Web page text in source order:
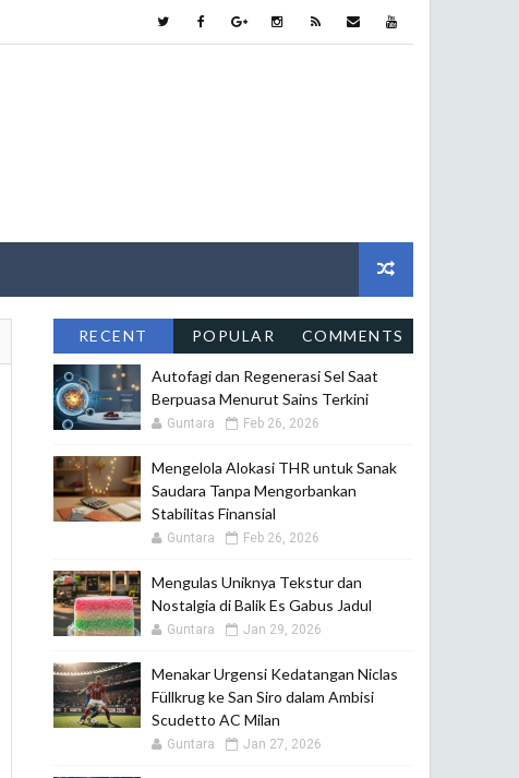
RECENT POPULAR COMMENTS
Autofagi dan Regenerasi Sel Saat
Berpuasa Menurut Sains Terkini
Guntara Feb 26, 2026
Mengelola Alokasi THR untuk Sanak
Saudara Tanpa Mengorbankan
Stabilitas Finansial
Guntara Feb 26, 2026
Mengulas Uniknya Tekstur dan
Nostalgia di Balik Es Gabus Jadul
Guntara Jan 29, 2026
Menakar Urgensi Kedatangan Niclas
Füllkrug ke San Siro dalam Ambisi
Scudetto AC Milan
Guntara Jan 27, 2026